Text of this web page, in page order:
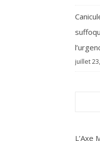
juillet
L’Axe